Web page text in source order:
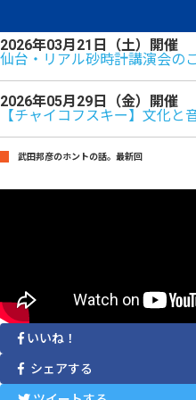
2026年03月21日（土）開催
仙台・リアル砂時計講演会
2026年05月29日（金）開催
【チャイコフスキー】文化
武田邦彦のホントの話。最新回
いいね！
シェアする